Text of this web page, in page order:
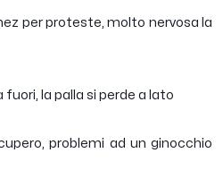
per proteste, molto nervosa la
fuori, la palla si perde a lato
problemi ad un ginocchio